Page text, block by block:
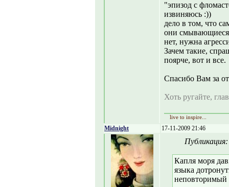
"эпизод с
извиняюсь :))
дело в том, что
они
нет, нужна
Зачем такие,
поярче, вот и все.
Спасибо Вам за
Хоть ругайте,
live to inspire...
Midnight 17-11-2009 21:46
Капля моря
языка
неповторимый